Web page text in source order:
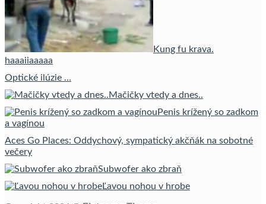
Kung fu krava.
haaaiiaaaaa
Optické ilúzie …
Mačičky vtedy a dnes..
Penis krížený so zadkom
a vagínou
Aces Go Places: Oddychový, sympatický akčňák na sobotné
večery
Subwofer ako zbraň
Ľavou nohou v hrobe